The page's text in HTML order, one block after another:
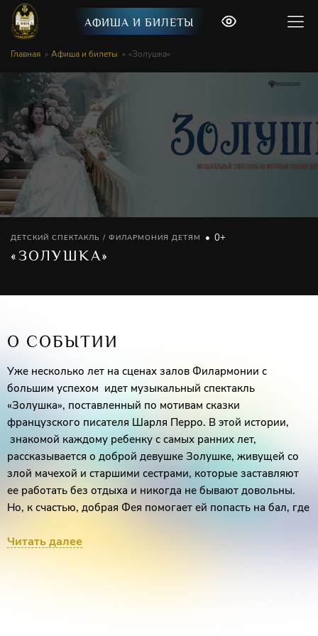
АФИША И БИЛЕТЫ
Главная Афиша и билеты «Золушка»
ДЕТСКИЙ СПЕКТАКЛЬ / ФИЛАРМОНИЯ ДЕТЯМ 0+
«ЗОЛУШКА»
О СОБЫТИИ
Уже несколько лет на сценах залов Филармонии с
большим успехом идет музыкальный спектакль
«Золушка», поставленный по мотивам сказки
французского писателя Шарля Перро. В этой истории,
знакомой каждому ребенку с самых ранних лет,
рассказывается о доброй девушке Золушке, живущей со
злой мачехой и старшими сестрами, которые заставляют
ее работать без отдыха и никогда не бывают довольны.
Но, к счастью, добрая Фея помогает ей попасть на бал, где
Читать далее